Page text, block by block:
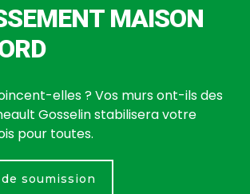
MAISON
elles ? Vos murs ont-ils des
Gosselin stabilisera votre
pour toutes.
soumission